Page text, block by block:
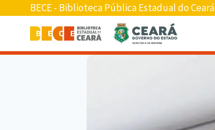
BECE - Biblioteca Pública Estadual do Ceará